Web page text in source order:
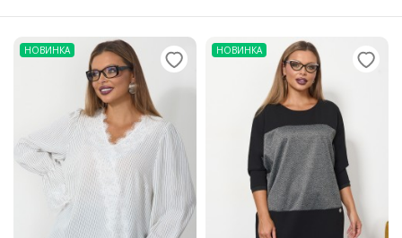
НОВИНКА НОВИНКА